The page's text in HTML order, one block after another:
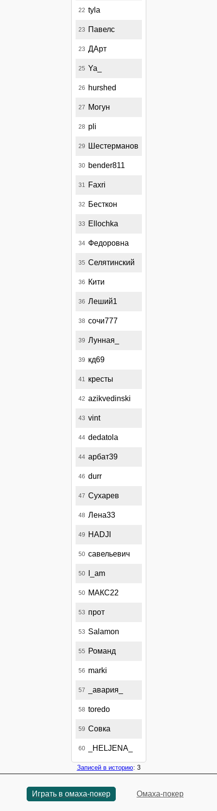
22 tyla
23 Павелс
23 ДАрт
25 Ya_
26 hurshed
27 Могун
28 pli
29 Шестерманов
30 bender811
31 Faxri
32 Бесткон
33 Ellochka
34 Федоровна
35 Селятинский
36 Кити
36 Леший1
38 сочи777
39 Лунная_
39 кд69
41 кресты
42 azikvedinski
43 vint
44 dedatola
44 арбат39
46 durr
47 Сухарев
48 Лена33
49 HADJI
50 савельевич
50 I_am
50 МАКС22
53 прот
53 Salamon
55 Романд
56 marki
57 _авария_
58 toredo
59 Совка
60 _HELJENA_
Записей в историю: 3
Играть в омаха-покер Омаха-покер